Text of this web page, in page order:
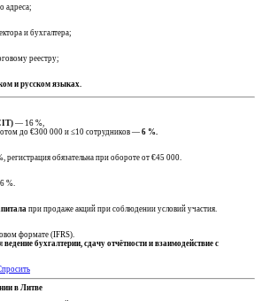
адреса;
и бухгалтера;
реестру;
и русском языках.
— 16 %,
до €300 000 и ≤10 сотрудников — 6 %.
регистрация обязательна при обороте от €45 000.
%.
при продаже акций при соблюдении условий участия.
формате (IFRS).
ведение бухгалтерии, сдачу отчётности и взаимодействие с
в Литве